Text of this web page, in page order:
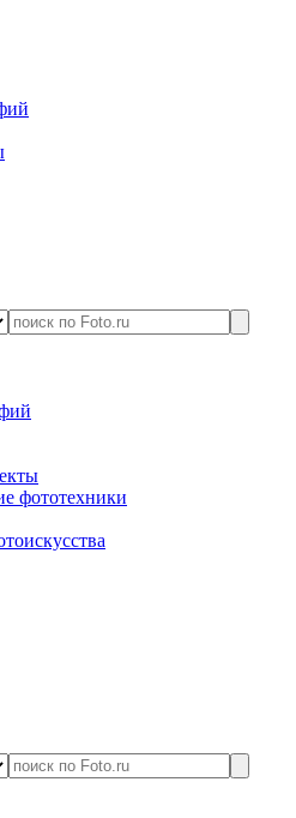
фототехники